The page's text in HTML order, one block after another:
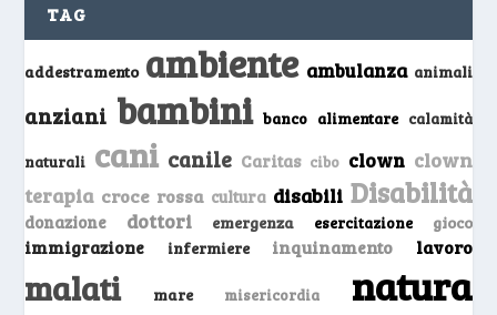
TAG
addestramento ambiente ambulanza animali
anziani bambini banco alimentare calamità
naturali cani canile Caritas cibo clown clown
terapia croce rossa cultura disabili Disabilità
donazione dottori emergenza esercitazione gioco
immigrazione infermiere inquinamento lavoro
malati mare misericordia natura